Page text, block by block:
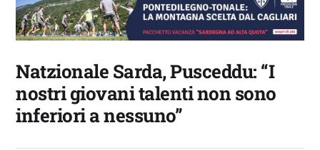
Natzionale Sarda, Pusceddu: “I
nostri giovani talenti non sono
inferiori a nessuno”